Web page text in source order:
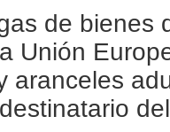
de bienes
Unión
aranceles